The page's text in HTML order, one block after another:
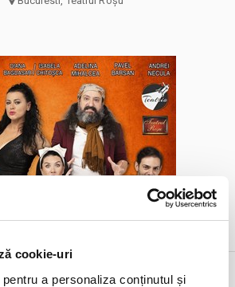
cookie-uri
a personaliza conținutul și
vs Universitatea Craiova